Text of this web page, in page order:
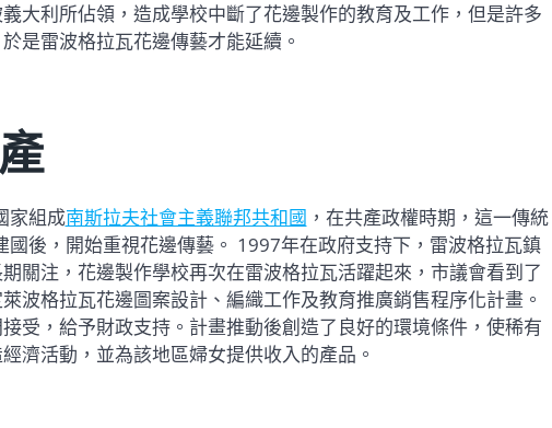
大利所佔領，造成學校中斷了花邊製作的教育及工作，但是許多
是雷波格拉瓦花邊傳藝才能延續。
家組成南斯拉夫社會主義聯邦共和國 ，在共產政權時期，這一傳統
後，開始重視花邊傳藝。 1997年在政府支持下，雷波格拉瓦鎮
關注，花邊製作學校再次在雷波格拉瓦活躍起來，市議會看到了
波格拉瓦花邊圖案設計、編織工作及教育推廣銷售程序化計畫。
受，給予財政支持。計畫推動後創造了良好的環境條件，使稀有
濟活動，並為該地區婦女提供收入的產品。